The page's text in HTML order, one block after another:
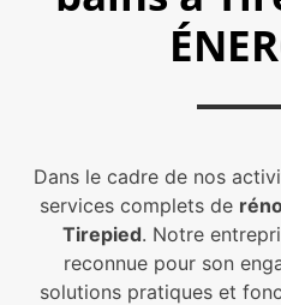
Dans le cadre de nos
services complets de
Tirepied. Notre
reconnue pour son
solutions pratiques et